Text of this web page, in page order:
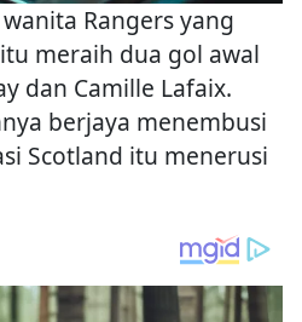
Rangers yang
meraih dua gol awal
dan Camille Lafaix.
berjaya menembusi
Scotland itu menerusi